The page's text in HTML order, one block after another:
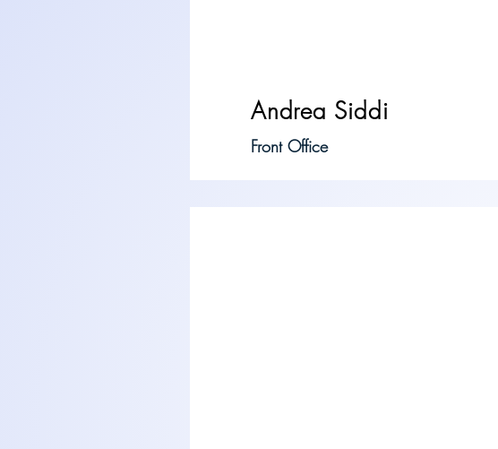
Andrea Siddi
Front Office